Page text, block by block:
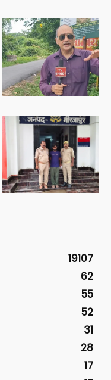
19107
62
55
52
31
28
17